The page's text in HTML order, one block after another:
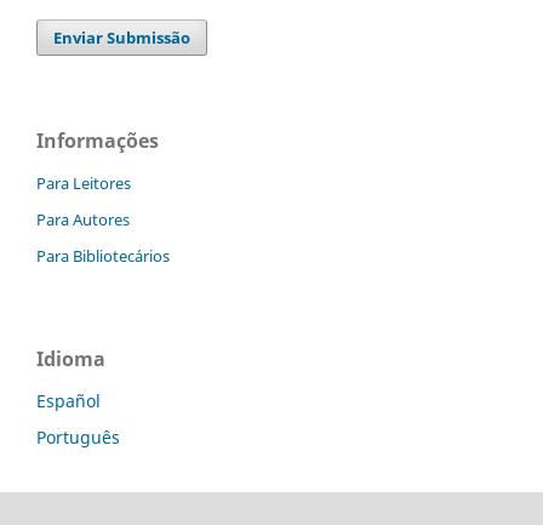
Enviar Submissão
Informações
Para Leitores
Para Autores
Para Bibliotecários
Idioma
Español
Português